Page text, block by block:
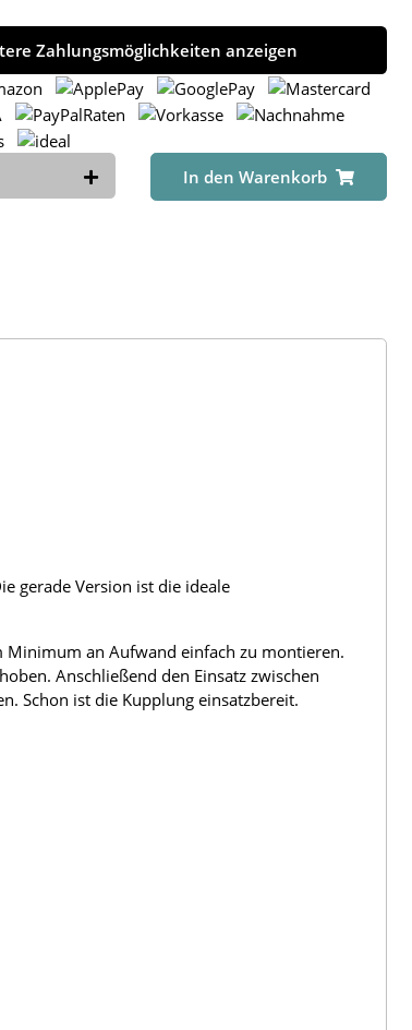
Zahlungsmöglichkeiten anzeigen
In den Warenkorb
gerade Version ist die ideale
Minimum an Aufwand einfach zu montieren.
Anschließend den Einsatz zwischen
Schon ist die Kupplung einsatzbereit.